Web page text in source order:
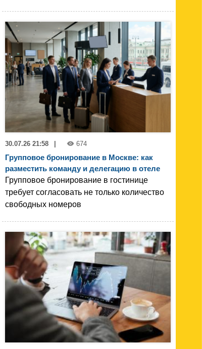
30.07.26 21:58 674
Групповое бронирование в Москве: как
разместить команду и делегацию в отеле
Групповое бронирование в гостинице
требует согласовать не только количество
свободных номеров